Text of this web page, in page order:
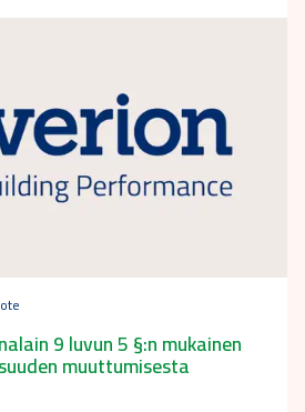
9 luvun 5 §:n mukainen
muuttumisesta